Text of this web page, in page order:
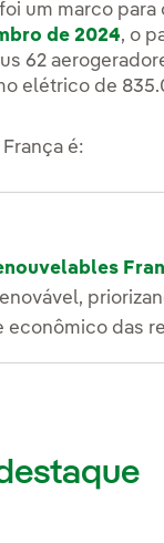
um marco
de 2024, o
62
elétrico de
é:
das